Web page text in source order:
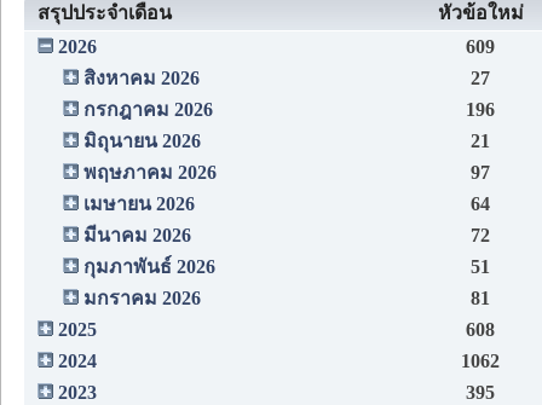
สรุปประจำเดือน
หัวข้อใหม่
2026
609
สิงหาคม 2026
27
กรกฎาคม 2026
196
มิถุนายน 2026
21
พฤษภาคม 2026
97
เมษายน 2026
64
มีนาคม 2026
72
กุมภาพันธ์ 2026
51
มกราคม 2026
81
2025
608
2024
1062
2023
395